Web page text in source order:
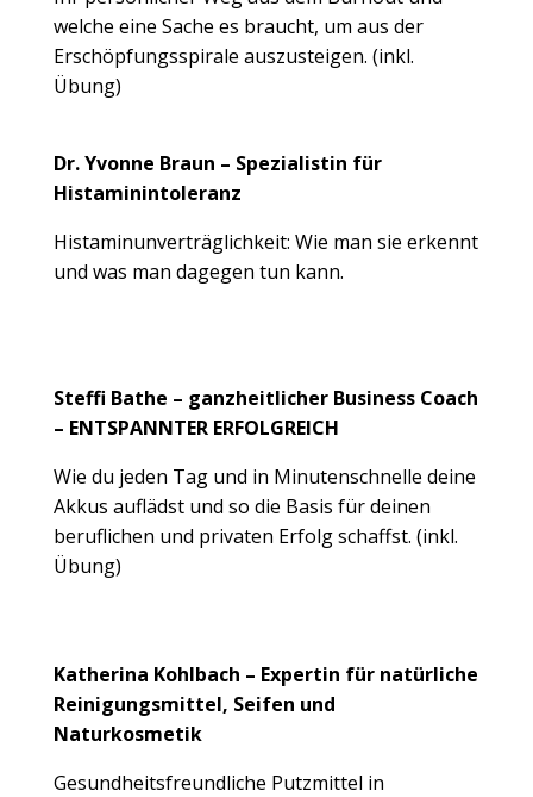
welche eine Sache es braucht, um aus der
Erschöpfungsspirale auszusteigen. (inkl.
Übung)
Dr. Yvonne Braun – Spezialistin für
Histaminintoleranz
Histaminunverträglichkeit: Wie man sie erkennt
und was man dagegen tun kann.
Steffi Bathe – ganzheitlicher Business Coach
– ENTSPANNTER ERFOLGREICH
Wie du jeden Tag und in Minutenschnelle deine
Akkus auflädst und so die Basis für deinen
beruflichen und privaten Erfolg schaffst. (inkl.
Übung)
Katherina Kohlbach – Expertin für natürliche
Reinigungsmittel, Seifen und
Naturkosmetik
Gesundheitsfreundliche Putzmittel in